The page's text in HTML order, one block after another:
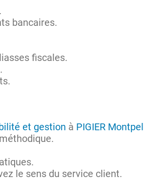
bancaires.
fiscales.
et gestion à PIGIER
le sens du service client.